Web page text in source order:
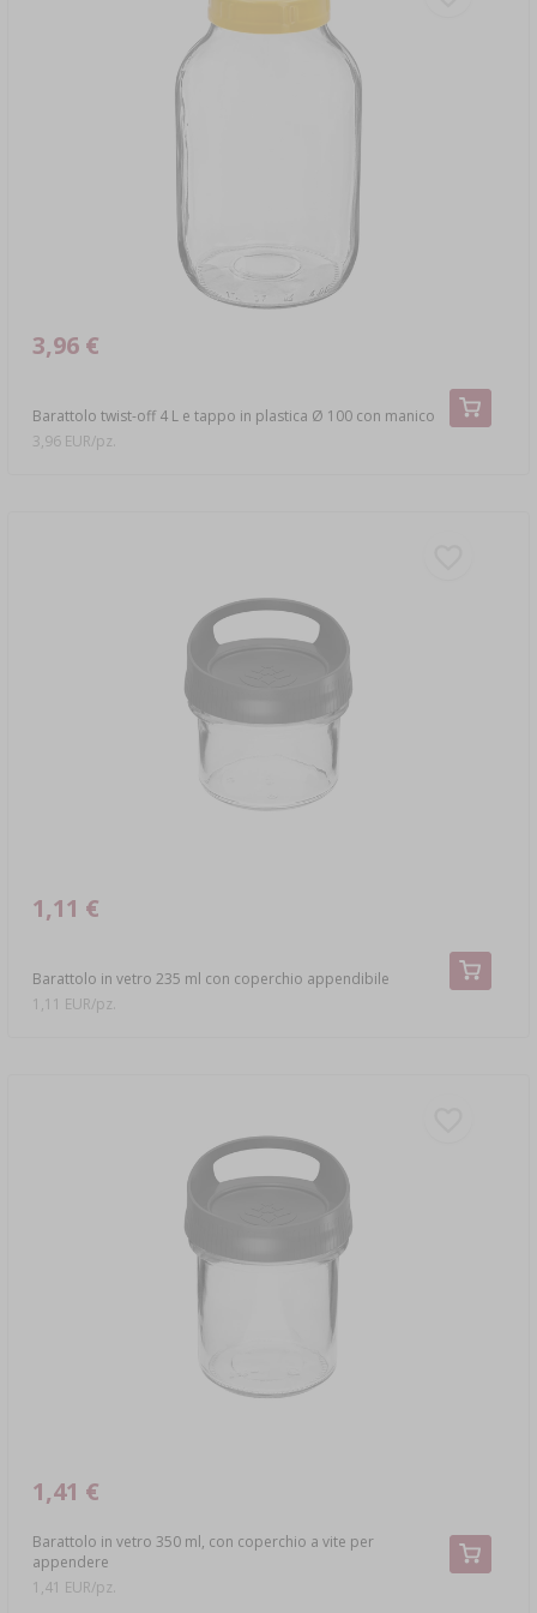
Barattolo twist-off 4 L e tappo in plastica Ø 100 con manico
3,96 €
3,96 EUR/pz.
Barattolo in vetro 235 ml con coperchio appendibile
1,11 €
1,11 EUR/pz.
Barattolo in vetro 350 ml, con coperchio a vite per
appendere
1,41 €
1,41 EUR/pz.